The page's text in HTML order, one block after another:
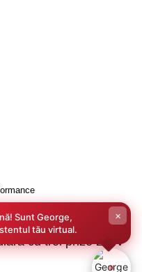
cu trei prize 220v
Sunt George,
tău virtual.
×